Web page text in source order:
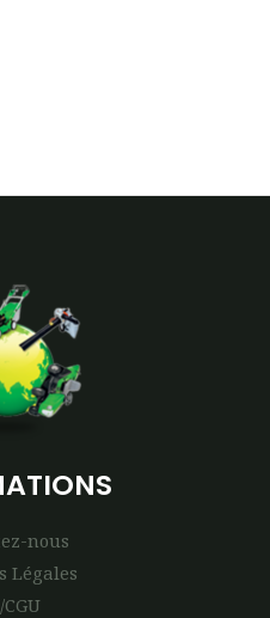
nous
Légales
CGU